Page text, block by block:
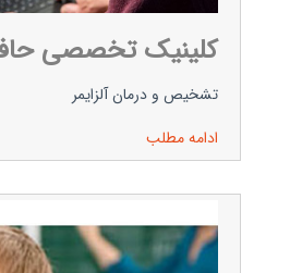
کلینیک تخصصی
تشخیص و درمان آلزایمر
ادامه مطلب